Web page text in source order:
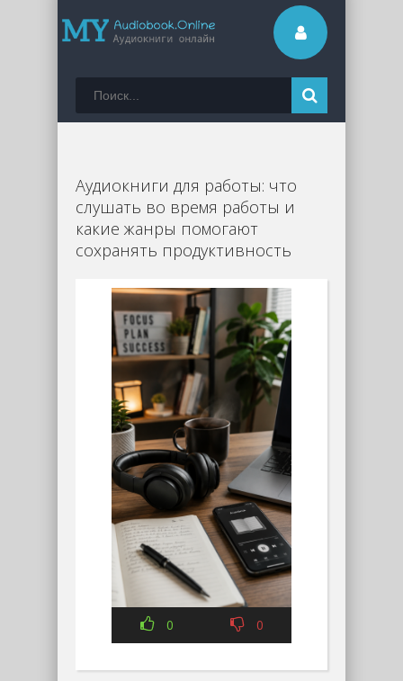
Аудиокниги для работы: что
слушать во время работы и
какие жанры помогают
сохранять продуктивность
0 0